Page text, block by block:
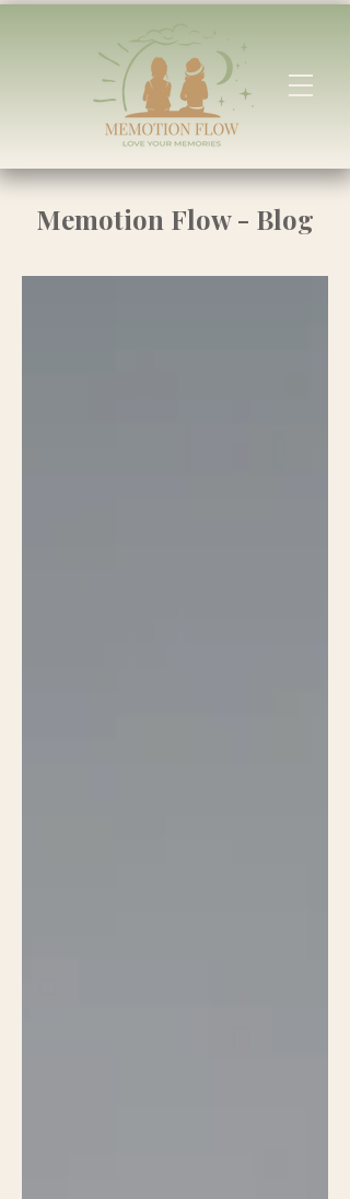
Memotion Flow - Blog